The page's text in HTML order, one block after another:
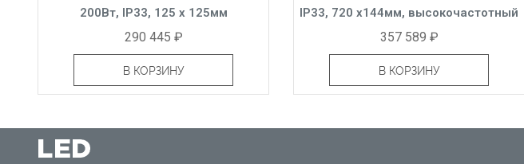
200Вт, IP33, 125 x 125мм
290 445 ₽
В КОРЗИНУ
IP33, 720 x144мм, высокочастотный
357 589 ₽
В КОРЗИНУ